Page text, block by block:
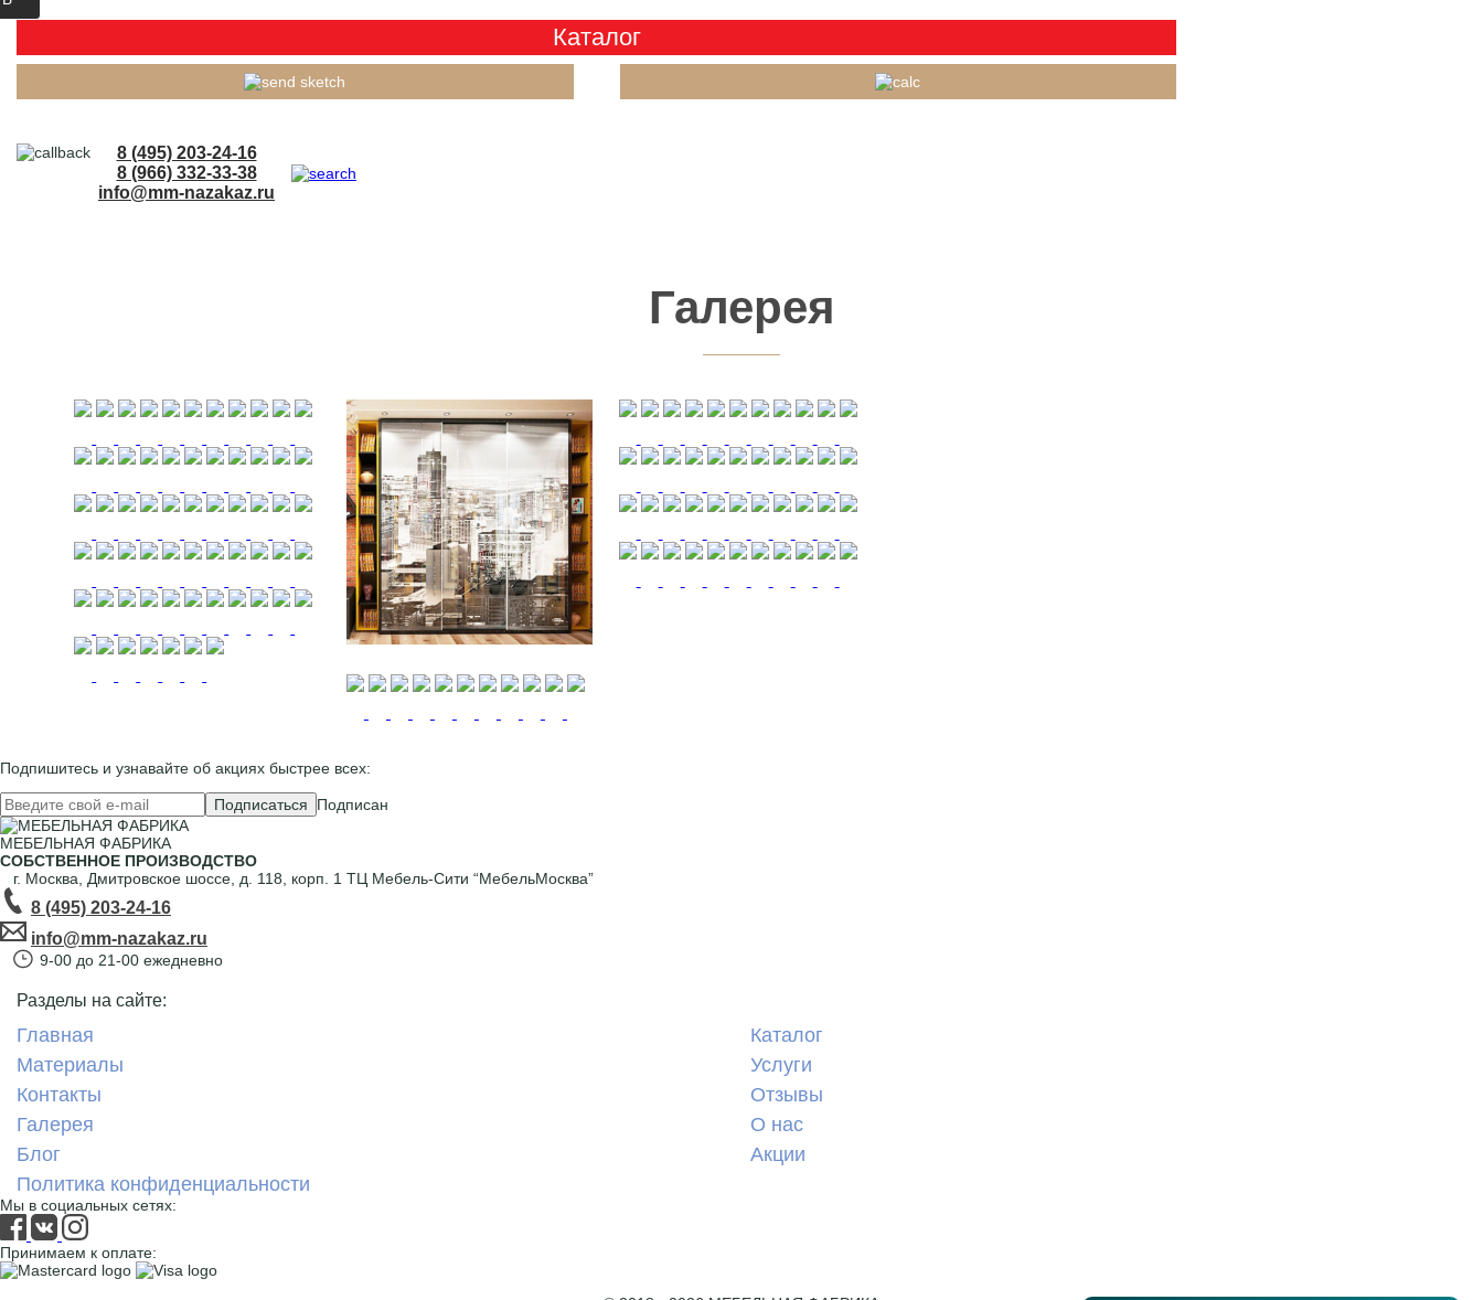
Каталог
8 (495) 203-24-16
8 (966) 332-33-38
info@mm-nazakaz.ru
Галерея
Подпишитесь и узнавайте об акциях быстрее всех:
Подписаться Подписан
МЕБЕЛЬНАЯ ФАБРИКА
СОБСТВЕННОЕ ПРОИЗВОДСТВО
г. Москва, Дмитровское шоссе, д. 118, корп. 1 ТЦ Мебель-Сити “МебельМосква”
8 (495) 203-24-16
info@mm-nazakaz.ru
9-00 до 21-00 ежедневно
Разделы на сайте:
Главная
Каталог
Материалы
Услуги
Контакты
Отзывы
Галерея
О нас
Блог
Акции
Политика конфиденциальности
Мы в социальных сетях:
Принимаем к оплате: